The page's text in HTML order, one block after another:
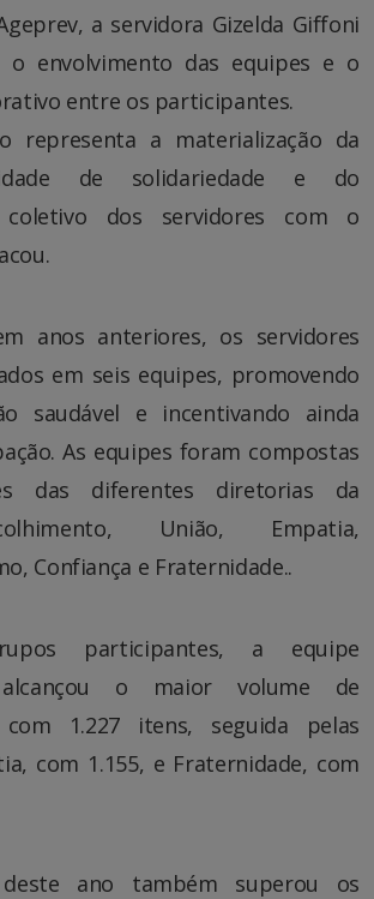
a servidora Gizelda Giffoni
o envolvimento das equipes e o
entre os participantes.
representa a materialização da
de solidariedade e do
coletivo dos servidores com o
anos anteriores, os servidores
em seis equipes, promovendo
saudável e incentivando ainda
As equipes foram compostas
das diferentes diretorias da
União, Empatia,
Confiança e Fraternidade..
participantes, a equipe
alcançou o maior volume de
com 1.227 itens, seguida pelas
com 1.155, e Fraternidade, com
ano também superou os